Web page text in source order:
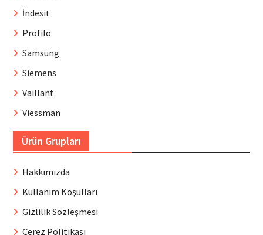
İndesit
Profilo
Samsung
Siemens
Vaillant
Viessman
Ürün Grupları
Hakkımızda
Kullanım Koşulları
Gizlilik Sözleşmesi
Çerez Politikası